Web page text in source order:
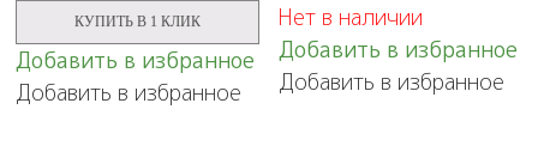
КУПИТЬ В 1 КЛИК
Добавить в избранное
Добавить в избранное
Нет в наличии
Добавить в избранное
Добавить в избранное